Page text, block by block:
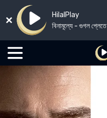
HilalPlay
বিনামূল্যে - গুগল প্লেতে